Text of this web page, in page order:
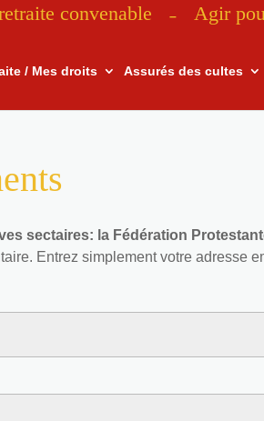
convenable – Agir
/ Mes droits Assurés des cultes
sectaires: la Fédération
Entrez simplement votre adresse